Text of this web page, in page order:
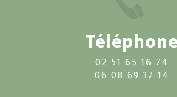
Téléphone
02 51 65 16 74
06 08 69 37 14